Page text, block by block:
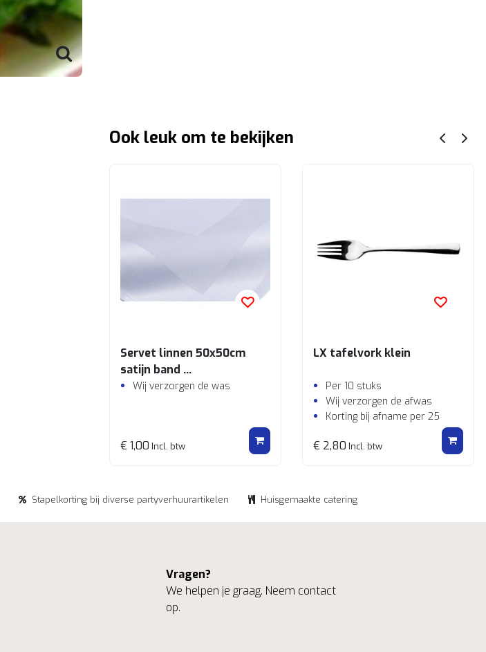
Ook leuk om te bekijken
Servet linnen 50x50cm
satijn band
WitWij verzorgen de was
€ 1,00 Incl. btw
LX tafelvork klein
Per 10 stuks
Wij verzorgen de afwas
Korting bij afname per 25
€ 2,80 Incl. btw
Stapelkorting bij diverse partyverhuurartikelen Huisgemaakte catering
Vragen?
We helpen je graag. Neem contact
op.